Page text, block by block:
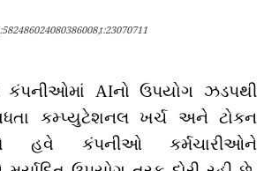
કંપનીઓમાં AIનો ઉપયોગ ઝડપથી
કમ્પ્યુટેશનલ ખર્ચ અને ટોકન
હવે કંપનીઓ કર્મચારીઓને